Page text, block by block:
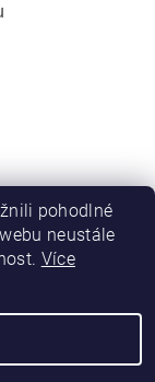
pohodlné
neustále
Více